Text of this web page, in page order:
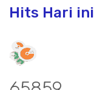
Hits Hari ini